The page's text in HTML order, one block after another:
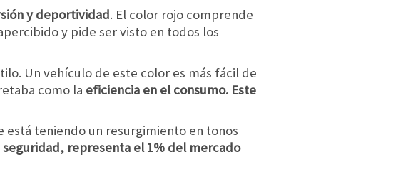
y deportividad. El color rojo comprende
y pide ser visto en todos los
Un vehículo de este color es más fácil de
como la eficiencia en el consumo. Este
está teniendo un resurgimiento en tonos
representa el 1% del mercado